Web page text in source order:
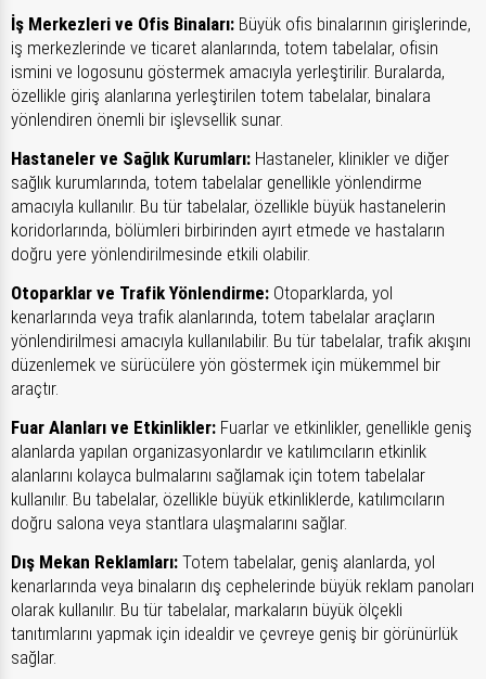
İş Merkezleri ve Ofis Binaları: Büyük ofis binalarının girişlerinde,
iş merkezlerinde ve ticaret alanlarında, totem tabelalar, ofisin
ismini ve logosunu göstermek amacıyla yerleştirilir. Buralarda,
özellikle giriş alanlarına yerleştirilen totem tabelalar, binalara
yönlendiren önemli bir işlevsellik sunar.
Hastaneler ve Sağlık Kurumları: Hastaneler, klinikler ve diğer
sağlık kurumlarında, totem tabelalar genellikle yönlendirme
amacıyla kullanılır. Bu tür tabelalar, özellikle büyük hastanelerin
koridorlarında, bölümleri birbirinden ayırt etmede ve hastaların
doğru yere yönlendirilmesinde etkili olabilir.
Otoparklar ve Trafik Yönlendirme: Otoparklarda, yol
kenarlarında veya trafik alanlarında, totem tabelalar araçların
yönlendirilmesi amacıyla kullanılabilir. Bu tür tabelalar, trafik akışını
düzenlemek ve sürücülere yön göstermek için mükemmel bir
araçtır.
Fuar Alanları ve Etkinlikler: Fuarlar ve etkinlikler, genellikle geniş
alanlarda yapılan organizasyonlardır ve katılımcıların etkinlik
alanlarını kolayca bulmalarını sağlamak için totem tabelalar
kullanılır. Bu tabelalar, özellikle büyük etkinliklerde, katılımcıların
doğru salona veya stantlara ulaşmalarını sağlar.
Dış Mekan Reklamları: Totem tabelalar, geniş alanlarda, yol
kenarlarında veya binaların dış cephelerinde büyük reklam panoları
olarak kullanılır. Bu tür tabelalar, markaların büyük ölçekli
tanıtımlarını yapmak için idealdir ve çevreye geniş bir görünürlük
sağlar.